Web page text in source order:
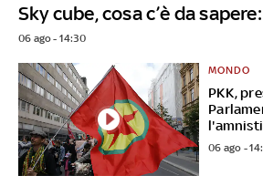
Sky cube, cosa c’è da
06 ago - 14:30
PKK,
MONDO
06 ago -